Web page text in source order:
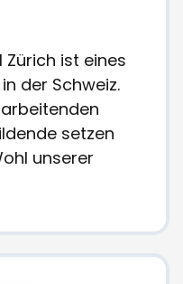
ist eines
der Schweiz.
setzen
unserer